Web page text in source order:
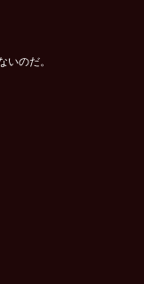
いのだ。